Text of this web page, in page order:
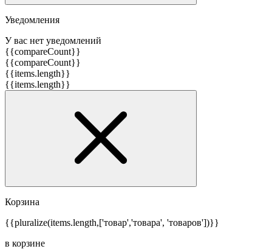
Уведомления
У вас нет уведомлений
{{compareCount}}
{{compareCount}}
{{items.length}}
{{items.length}}
Корзина
{{pluralize(items.length,['товар','товара', 'товаров'])}}
в корзине